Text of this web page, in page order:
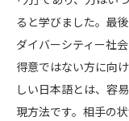
ると学びました。最
ダイバーシティー社
得意ではない方に向
しい日本語とは、容
現方法です。相手の